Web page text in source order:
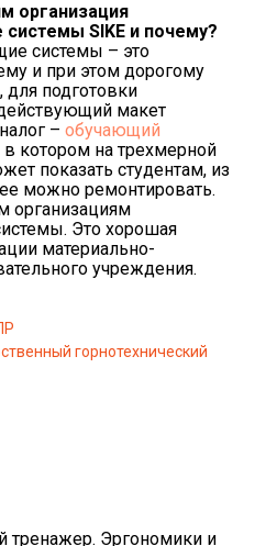
организация
системы SIKE и почему?
системы – это
и при этом дорогому
подготовки
макет
– обучающий
в котором на трехмерной
показать студентам, из
можно ремонтировать.
организациям
Это хорошая
материально-
учреждения.
горнотехнический
тренажер. Эргономики и